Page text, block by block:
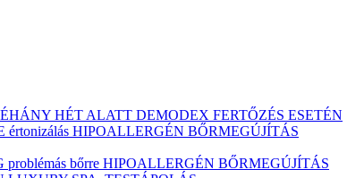
HÉT ALATT DEMODEX FERTŐZÉS ESETÉN
értonizálás HIPOALLERGÉN BŐRMEGÚJÍTÁS
bőrre HIPOALLERGÉN BŐRMEGÚJÍTÁS